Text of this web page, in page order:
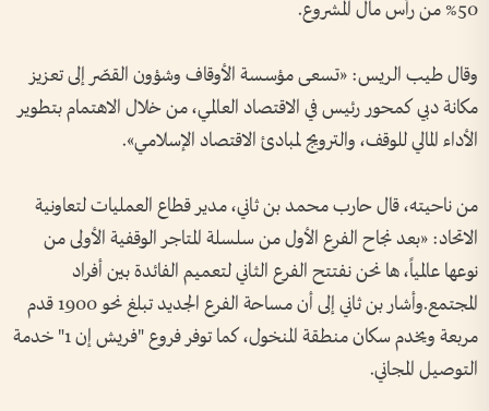
50% من رأس مال المشروع.
وقال طيب الريس: «تسعى مؤسسة الأوقاف وشؤون القصّر إلى تعزيز
مكانة دبي كمحور رئيس في الاقتصاد العالمي، من خلال الاهتمام بتطوير
الأداء المالي للوقف، والترويج لمبادئ الاقتصاد الإسلامي».
من ناحيته، قال حارب محمد بن ثاني، مدير قطاع العمليات لتعاونية
الاتحاد: «بعد نجاح الفرع الأول من سلسلة المتاجر الوقفية الأولى من
نوعها عالمياً، ها نحن نفتتح الفرع الثاني لتعميم الفائدة بين أفراد
المجتمع.وأشار بن ثاني إلى أن مساحة الفرع الجديد تبلغ نحو 1900 قدم
مربعة ويخدم سكان منطقة المنخول، كما توفر فروع "فريش إن 1" خدمة
التوصيل المجاني.